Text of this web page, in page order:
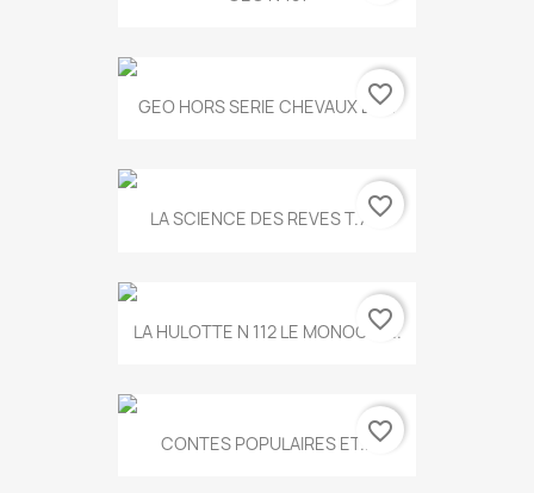
GEO HORS SERIE CHEVAUX ET...
favorite_border
LA SCIENCE DES REVES T.787
favorite_border
LA HULOTTE N 112 LE MONOCLE...
favorite_border
CONTES POPULAIRES ET...favorite_border